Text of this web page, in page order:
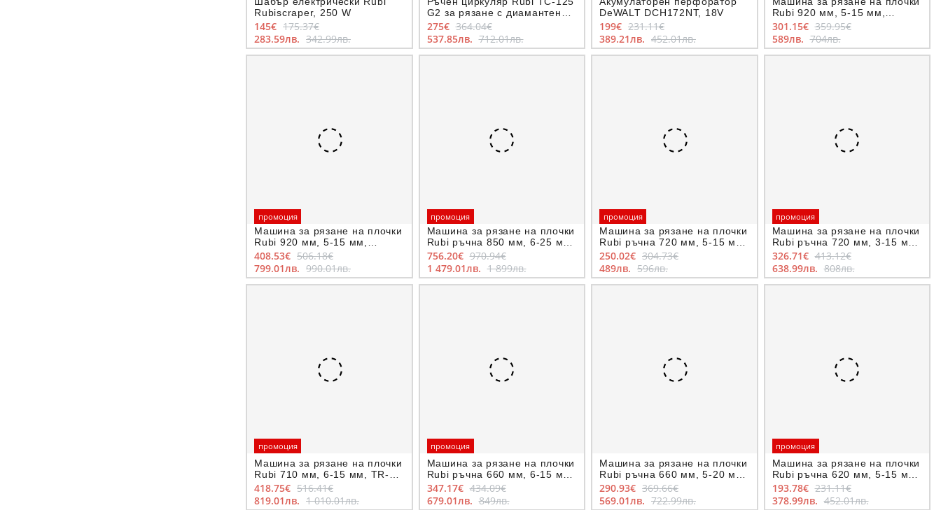
Rubiscraper, 250 W
145€ 175.37€
283.59лв. 342.99лв.
G2 за рязане с диамантен
диск 125 мм, 1250 W
275€ 364.04€
537.85лв. 712.01лв.
DeWALT DCH172NT, 18V
199€ 231.11€
389.21лв. 452.01лв.
Rubi 920 мм, 5-15 мм,
Speed-92N
301.15€ 359.95€
589лв. 704лв.
промоция
Машина за рязане на плочки
Rubi 920 мм, 5-15 мм,
Speed-92 Magnet
408.53€ 506.18€
799.01лв. 990.01лв.
промоция
Машина за рязане на плочки
Rubi ръчна 850 мм, 6-25 мм,
TZ-850
756.20€ 970.94€
1 479.01лв. 1 899лв.
промоция
Машина за рязане на плочки
Rubi ръчна 720 мм, 5-15 мм,
Speed-72N
250.02€ 304.73€
489лв. 596лв.
промоция
Машина за рязане на плочки
Rubi ръчна 720 мм, 3-15 мм,
Speed-72 Magnet
326.71€ 413.12€
638.99лв. 808лв.
промоция
Машина за рязане на плочки
Rubi 710 мм, 6-15 мм, TR-
710 Magnet
418.75€ 516.41€
819.01лв. 1 010.01лв.
промоция
Машина за рязане на плочки
Rubi ръчна 660 мм, 6-15 мм,
TS-66
347.17€ 434.09€
679.01лв. 849лв.
Машина за рязане на плочки
Rubi ръчна 660 мм, 5-20 мм,
TP-66-S
290.93€ 369.66€
569.01лв. 722.99лв.
промоция
Машина за рязане на плочки
Rubi ръчна 620 мм, 5-15 мм,
Speed-62N
193.78€ 231.11€
378.99лв. 452.01лв.